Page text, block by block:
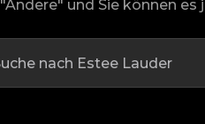
"Andere" und Sie können